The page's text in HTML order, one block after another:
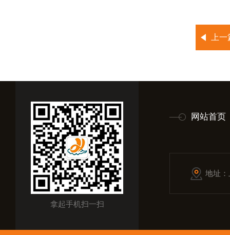
上
拿起手机扫一扫
网站首页
地址